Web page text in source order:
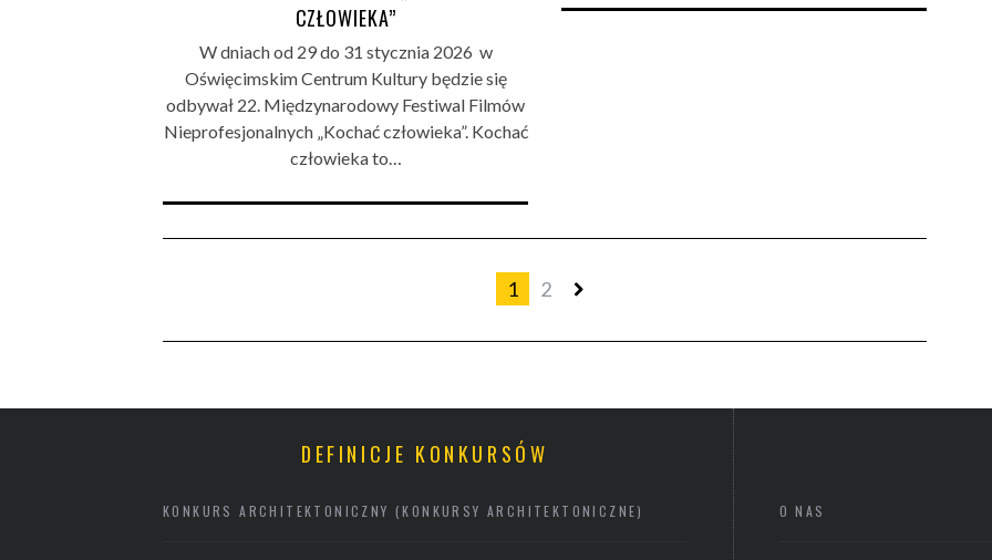
CZŁOWIEKA”
W dniach od 29 do 31 stycznia 2026 w
Oświęcimskim Centrum Kultury będzie się
odbywał 22. Międzynarodowy Festiwal Filmów
Nieprofesjonalnych „Kochać człowieka”. Kochać
człowieka to…
1 2
DEFINICJE KONKURSÓW
KONKURS ARCHITEKTONICZNY (KONKURSY ARCHITEKTONICZNE) O NAS